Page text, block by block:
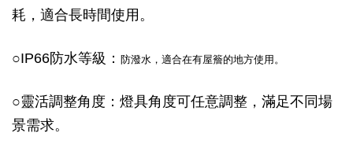
耗，適合長時間使用。
○IP66防水等級： 防潑水，適合在有屋簷的地方使用。
○靈活調整角度：燈具角度可任意調整，滿足不同場
景需求。